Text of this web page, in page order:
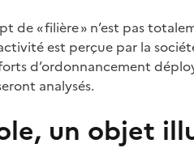
de « filière » n’est pas
est perçue par la
d’ordonnancement
analysés.
un objet